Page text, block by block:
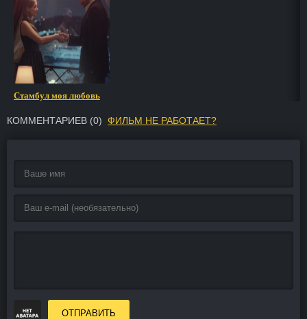
Стамбул моя любовь
КОММЕНТАРИЕВ (0) ФИЛЬМ НЕ РАБОТАЕТ?
ОТПРАВИТЬ